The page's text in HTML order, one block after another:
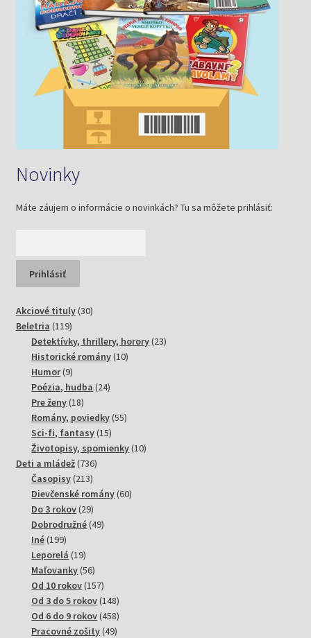
Novinky
Máte záujem o informácie o novinkách? Tu sa môžete prihlásiť:
Akciové tituly 3030
Beletria 119119
produktov
Detektívky, thrillery, horory 2323
Historické romány 1010
Humor 99
produktov
Poézia, hudba 2424
Pre ženy 1818
produktov
Romány, poviedky 5555
Sci-fi, fantasy 1515
produktov
Životopisy, spomienky 1010
Deti a mládež 736736
Časopisy 213213
produktov
Dievčenské romány 6060
Do 3 rokov 2929
produktov
Dobrodružné 4949
Iné 199199
produktov
Leporelá 1919
produktov
Maľovanky 5656
produktov
Od 10 rokov 157157
produktov
Od 3 do 5 rokov 148148
produktov
Od 6 do 9 rokov 458458
produktov
Pracovné zošity 4949